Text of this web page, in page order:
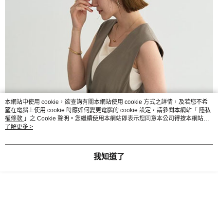
本網站中使用 cookie，欲查詢有關本網站使用 cookie 方式之詳情，及若您不希
望在電腦上使用 cookie 時應如何變更電腦的 cookie 設定，請參閱本網站「 隱私
權條款 」之 Cookie 聲明。您繼續使用本網站即表示您同意本公司得按本網站使
用條款之 Cookie 聲明使用 cookie。
了解更多 >
我知道了